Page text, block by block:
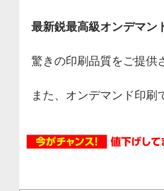
最新鋭最高級オンデマン
驚きの印刷品質をご提供
また、オンデマンド印刷
行うことで、従来のオ